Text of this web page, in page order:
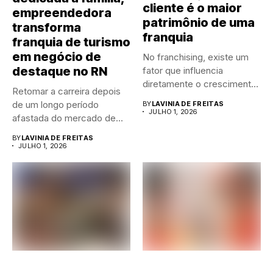
empreendedora
transforma
franquia de turismo
em negócio de
destaque no RN
Retomar a carreira depois
de um longo período
afastada do mercado de...
BYLAVINIA DE FREITAS
JULHO 1, 2026
cliente é o maior
patrimônio de uma
franquia
No franchising, existe um
fator que influencia
diretamente o crescimento
BYLAVINIA DE FREITAS
JULHO 1, 2026